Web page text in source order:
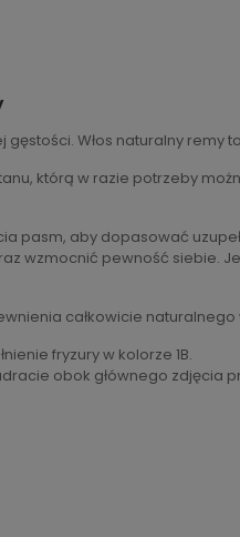
Włos naturalny
którą w razie potrzeby
pasm, aby dopasować
wzmocnić pewność siebie.
całkowicie naturalnego
fryzury w kolorze 1B.
obok głównego zdjęcia